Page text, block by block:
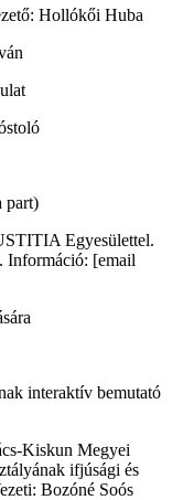
Hollókői Huba
part)
Egyesülettel.
Információ: [email
interaktív bemutató
Kiskun Megyei
ifjúsági és
Bozóné Soós